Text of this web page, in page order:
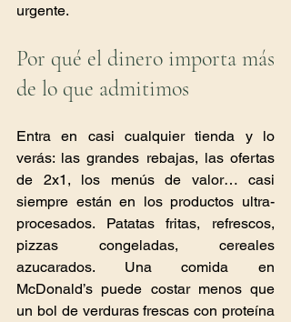
urgente.
Por qué el dinero importa más
de lo que admitimos
Entra en casi cualquier tienda y lo
verás: las grandes rebajas, las ofertas
de 2x1, los menús de valor… casi
siempre están en los productos ultra-
procesados. Patatas fritas, refrescos,
pizzas congeladas, cereales
azucarados. Una comida en
McDonald’s puede costar menos que
un bol de verduras frescas con proteína